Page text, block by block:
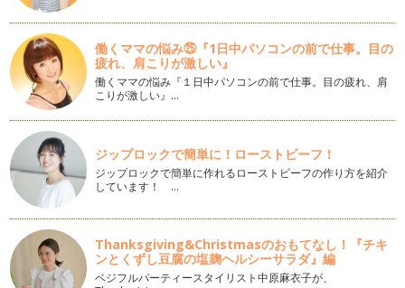
働くママの悩み㉕『1日中パソコンの前で仕事。目の
疲れ、肩こりが激しい』
働くママの悩み『１日中パソコンの前で仕事。目の疲れ、肩
こりが激しい』…
ジップロックで簡単に！ローストビーフ！
ジップロックで簡単に作れるローストビーフの作り方を紹介
しています！ …
Thanksgiving&Christmasのおもてなし！『チキ
ンとくずし豆腐の塩麹ヘルシーサラダ』編
ベジフルパーティースタイリスト中原麻衣子が、